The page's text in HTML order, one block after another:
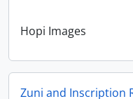
Hopi Images
Zuni and Inscription